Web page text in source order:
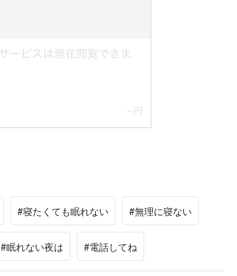
#寝たくても眠れない #無理に寝ない
#眠れない夜は #電話してね